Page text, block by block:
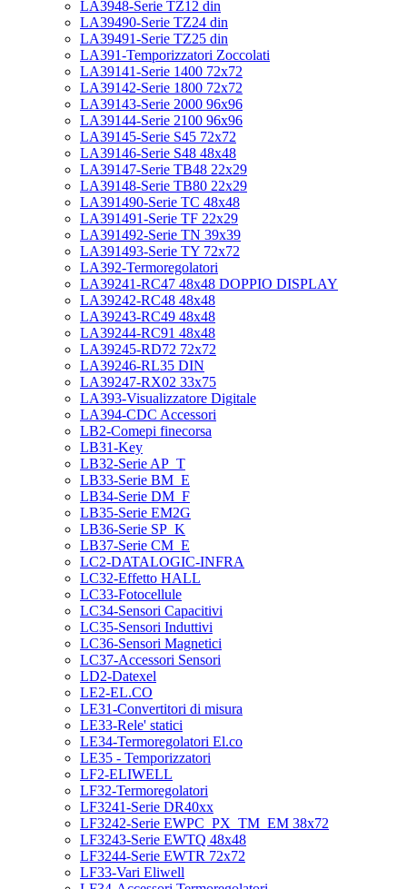
LA3948-Serie TZ12 din
LA39490-Serie TZ24 din
LA39491-Serie TZ25 din
LA391-Temporizzatori Zoccolati
LA39141-Serie 1400 72x72
LA39142-Serie 1800 72x72
LA39143-Serie 2000 96x96
LA39144-Serie 2100 96x96
LA39145-Serie S45 72x72
LA39146-Serie S48 48x48
LA39147-Serie TB48 22x29
LA39148-Serie TB80 22x29
LA391490-Serie TC 48x48
LA391491-Serie TF 22x29
LA391492-Serie TN 39x39
LA391493-Serie TY 72x72
LA392-Termoregolatori
LA39241-RC47 48x48 DOPPIO DISPLAY
LA39242-RC48 48x48
LA39243-RC49 48x48
LA39244-RC91 48x48
LA39245-RD72 72x72
LA39246-RL35 DIN
LA39247-RX02 33x75
LA393-Visualizzatore Digitale
LA394-CDC Accessori
LB2-Comepi finecorsa
LB31-Key
LB32-Serie AP_T
LB33-Serie BM_E
LB34-Serie DM_F
LB35-Serie EM2G
LB36-Serie SP_K
LB37-Serie CM_E
LC2-DATALOGIC-INFRA
LC32-Effetto HALL
LC33-Fotocellule
LC34-Sensori Capacitivi
LC35-Sensori Induttivi
LC36-Sensori Magnetici
LC37-Accessori Sensori
LD2-Datexel
LE2-EL.CO
LE31-Convertitori di misura
LE33-Rele' statici
LE34-Termoregolatori El.co
LE35 - Temporizzatori
LF2-ELIWELL
LF32-Termoregolatori
LF3241-Serie DR40xx
LF3242-Serie EWPC_PX_TM_EM 38x72
LF3243-Serie EWTQ 48x48
LF3244-Serie EWTR 72x72
LF33-Vari Eliwell